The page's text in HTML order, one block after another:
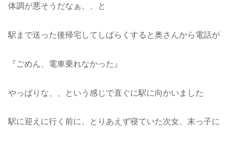
体調が悪そうだなぁ、、と
駅まで送った後帰宅してしばらくすると奥さんから電話が
『ごめん、電車乗れなかった』
やっぱりな、、という感じで直ぐに駅に向かいました
駅に迎えに行く前に、とりあえず寝ていた次女、末っ子に